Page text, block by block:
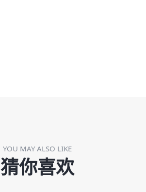
YOU MAY ALSO LIKE
猜你喜欢